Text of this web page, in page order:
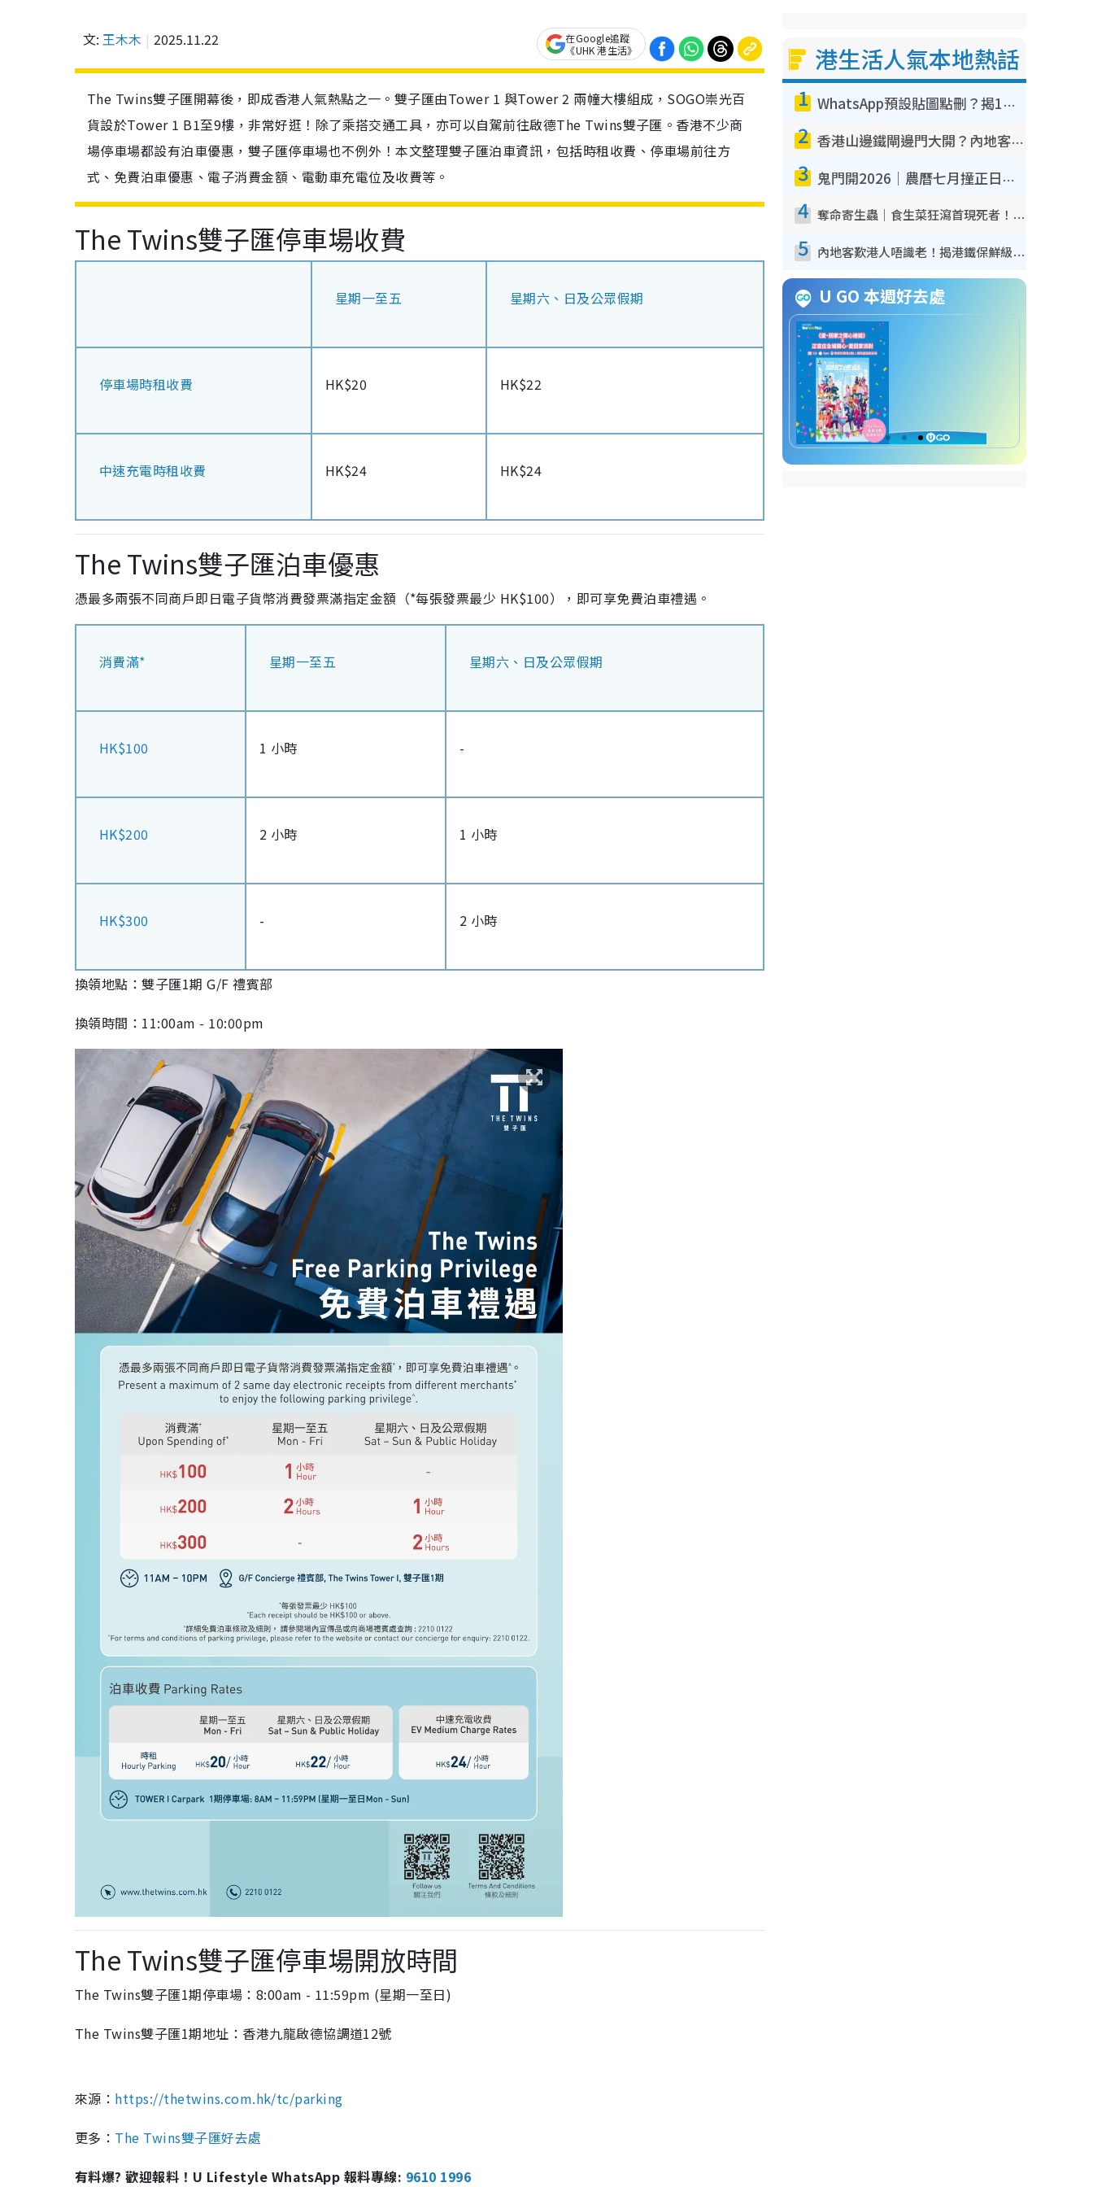
文: 王木木 2025.11.22
在Google追蹤
《UHK 港生活》
The Twins雙子匯開幕後，即成香港人氣熱點之一。雙子匯由Tower 1 與Tower 2 兩幢大樓組成，SOGO崇光百
貨設於Tower 1 B1至9樓，非常好逛！除了乘搭交通工具，亦可以自駕前往啟德The Twins雙子匯。香港不少商
場停車場都設有泊車優惠，雙子匯停車場也不例外！本文整理雙子匯泊車資訊，包括時租收費、停車場前往方
式、免費泊車優惠、電子消費金額、電動車充電位及收費等。
The Twins雙子匯停車場收費
星期一至五 星期六、日及公眾假期
停車場時租收費 HK$20 HK$22
中速充電時租收費 HK$24 HK$24
The Twins雙子匯泊車優惠
憑最多兩張不同商戶即日電子貨幣消費發票滿指定金額（*每張發票最少 HK$100），即可享免費泊車禮遇。
消費滿* 星期一至五 星期六、日及公眾假期
HK$100 1 小時 -
HK$200 2 小時 1 小時
HK$300 - 2 小時
換領地點：雙子匯1期 G/F 禮賓部
換領時間：11:00am - 10:00pm
The Twins雙子匯停車場開放時間
The Twins雙子匯1期停車場：8:00am - 11:59pm (星期一至日)
The Twins雙子匯1期地址：香港九龍啟德協調道12號
來源： https://thetwins.com.hk/tc/parking
更多： The Twins雙子匯好去處
有料爆? 歡迎報料！U Lifestyle WhatsApp 報料專線: 9610 1996
港生活人氣本地熱話
1 WhatsApp預設貼圖點刪？揭1招「反向操作」還原簡潔介面 附3步實測教學
2 香港山邊鐵閘邊門大開？內地客困惑意義何在！網民神回覆：呢種叫法理性防禦
3 鬼門開2026｜農曆七月撞正日全食特別邪？專家警告切忌做一事！揭4大禁忌+2招保平安
4 奪命寄生蟲｜食生菜狂瀉首現死者！疫潮惡化錄1.8萬宗病例 揭洗菜3大謬誤
5 內地客歎港人唔識老！揭港鐵保鮮級冷氣 港人求放過：咪投訴
U GO 本週好去處